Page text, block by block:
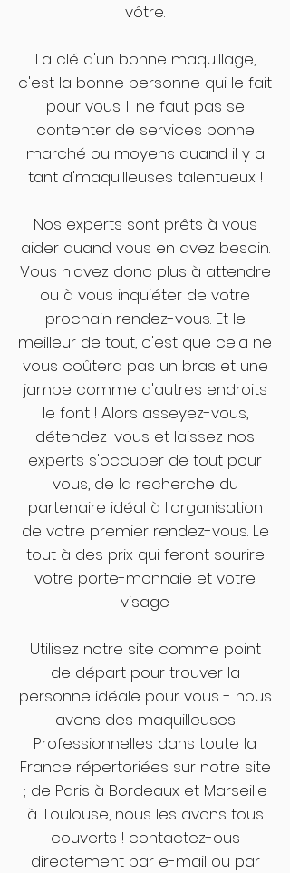
vôtre.
La clé d'un bonne maquillage,
c'est la bonne personne qui le fait
pour vous. Il ne faut pas se
contenter de services bonne
marché ou moyens quand il y a
tant d'maquilleuses talentueux !
Nos experts sont prêts à vous
aider quand vous en avez besoin.
Vous n'avez donc plus à attendre
ou à vous inquiéter de votre
prochain rendez-vous. Et le
meilleur de tout, c'est que cela ne
vous coûtera pas un bras et une
jambe comme d'autres endroits
le font ! Alors asseyez-vous,
détendez-vous et laissez nos
experts s'occuper de tout pour
vous, de la recherche du
partenaire idéal à l'organisation
de votre premier rendez-vous. Le
tout à des prix qui feront sourire
votre porte-monnaie et votre
visage
Utilisez notre site comme point
de départ pour trouver la
personne idéale pour vous - nous
avons des maquilleuses
Professionnelles dans toute la
France répertoriées sur notre site
; de Paris à Bordeaux et Marseille
à Toulouse, nous les avons tous
couverts ! contactez-ous
directement par e-mail ou par